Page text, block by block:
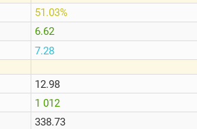
51.03%
6.62
7.28
12.98
1 012
338.73